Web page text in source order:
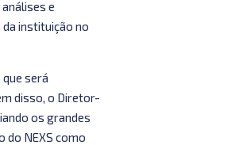
e
instituição no
será
disso, o Diretor-
os grandes
do NEXS como